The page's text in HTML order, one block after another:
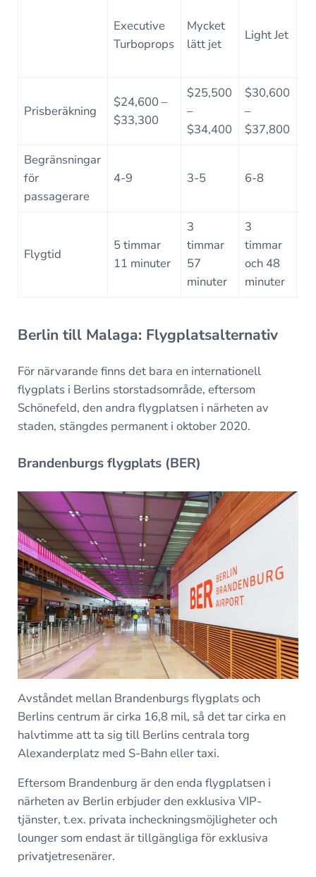
Executive
Turboprops
Mycket
lätt jet
Light Jet
Prisberäkning
$24,600 –
$33,300
$25,500
–
$34,400
$30,600
–
$37,800
Begränsningar
för
passagerare
4-9 3-5 6-8
Flygtid
5 timmar
11 minuter
3
timmar
57
minuter
3
timmar
och 48
minuter
Berlin till Malaga: Flygplatsalternativ
För närvarande finns det bara en internationell
flygplats i Berlins storstadsområde, eftersom
Schönefeld, den andra flygplatsen i närheten av
staden, stängdes permanent i oktober 2020.
Brandenburgs flygplats (BER)
Avståndet mellan Brandenburgs flygplats och
Berlins centrum är cirka 16,8 mil, så det tar cirka en
halvtimme att ta sig till Berlins centrala torg
Alexanderplatz med S-Bahn eller taxi.
Eftersom Brandenburg är den enda flygplatsen i
närheten av Berlin erbjuder den exklusiva VIP-
tjänster, t.ex. privata incheckningsmöjligheter och
lounger som endast är tillgängliga för exklusiva
privatjetresenärer.